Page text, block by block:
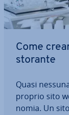
Come
sto­ran­te
Quasi
proprio sito
no­mia. Un